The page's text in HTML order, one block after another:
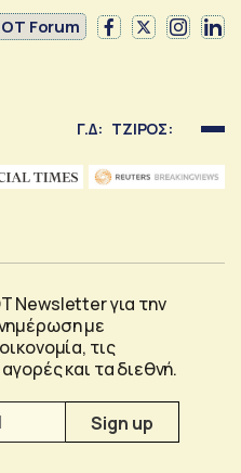
OT Forum
Γ.Δ: ΤΖΙΡΟΣ:
Newsletter για την
με
τις
και τα διεθνή.